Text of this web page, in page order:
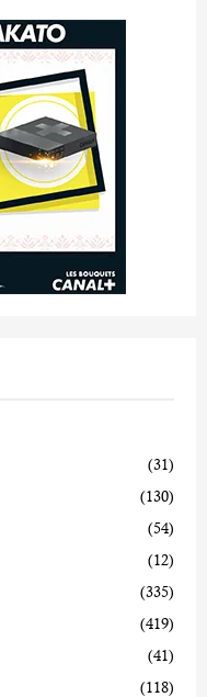
(31)
(130)
(54)
(12)
(335)
(419)
(41)
(118)